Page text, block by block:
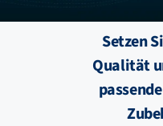
Setzen
Qualität